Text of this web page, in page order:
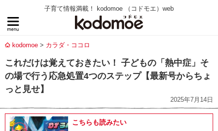
子育て情報満載！ kodomoe （コドモエ）web
kodomoe カラダ・ココロ
これだけは覚えておきたい！ 子どもの「熱中症」そ
の場で行う応急処置4つのステップ【最新号からちょ
っと見せ】
2025年7月14日
こちらも読みたい